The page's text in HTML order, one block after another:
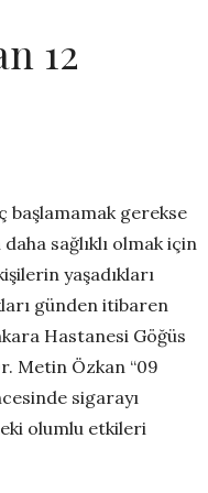
12
başlamamak gerekse
sağlıklı olmak için
yaşadıkları
günden itibaren
Hastanesi Göğüs
Metin Özkan “09
sigarayı
olumlu etkileri